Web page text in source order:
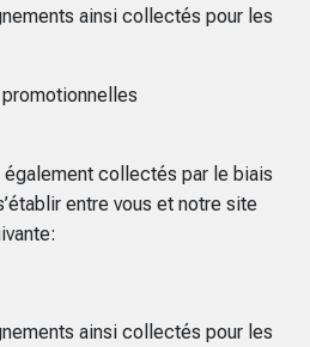
ainsi collectés pour les
collectés par le biais
entre vous et notre site
ainsi collectés pour les